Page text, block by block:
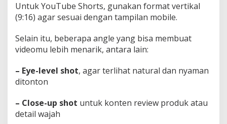
Untuk YouTube Shorts, gunakan format vertikal
(9:16) agar sesuai dengan tampilan mobile.
Selain itu, beberapa angle yang bisa membuat
videomu lebih menarik, antara lain:
– Eye-level shot, agar terlihat natural dan nyaman
ditonton
– Close-up shot untuk konten review produk atau
detail wajah